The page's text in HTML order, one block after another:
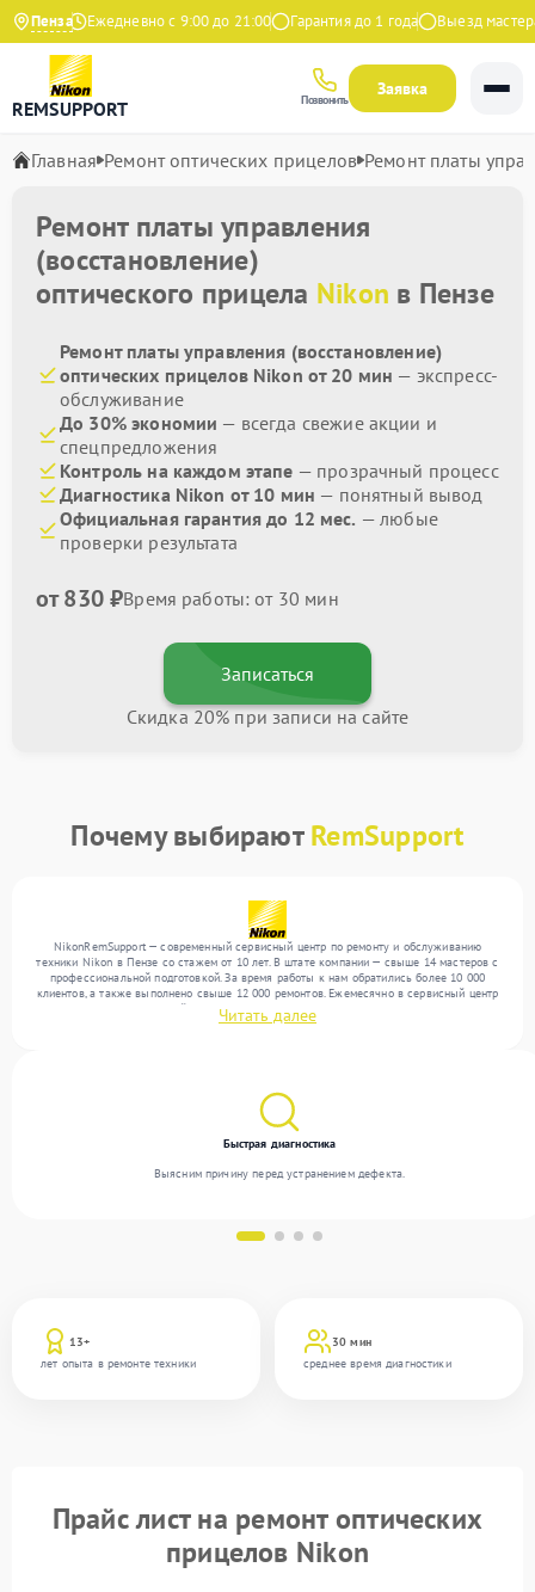
ПензаЕжедневно с 9:00 до 21:00 Гарантия до 1 года Выезд мастера
REMSUPPORT Позвонить
Заявка
Главная Ремонт оптических прицелов Ремонт платы
Ремонт платы управления
(восстановление)
оптического прицела Nikon в Пензе
Ремонт платы управления (восстановление)
оптических прицелов Nikon от 20 мин — экспресс-
обслуживание
До 30% экономии — всегда свежие акции и
спецпредложения
Контроль на каждом этапе — прозрачный процесс
Диагностика Nikon от 10 мин — понятный вывод
Официальная гарантия до 12 мес. — любые
проверки результата
от 830 ₽Время работы: от 30 мин
Записаться
Скидка 20% при записи на сайте
Почему выбираютRemSupport
NikonRemSupport — современный сервисный центр по ремонту и обслуживанию
техники Nikon в Пензе со стажем от 10 лет. В штате компании — свыше 14 мастеров с
профессиональной подготовкой. За время работы к нам обратились более 10 000
клиентов, а также выполнено свыше 12 000 ремонтов. Ежемесячно в сервисный центр
поступает более 300 устройств, включая , , . Мы выполняем ремонт различного уровня
сложности и предлагаем стабильный уровень сервиса благодаря опыту команды.
Читать далее
13+
лет опыта в ремонте техники
30 мин
среднее время диагностики
Быстрая диагностика
Выясним причину перед устранением дефекта.
Прайс лист на ремонт оптических
прицелов Nikon